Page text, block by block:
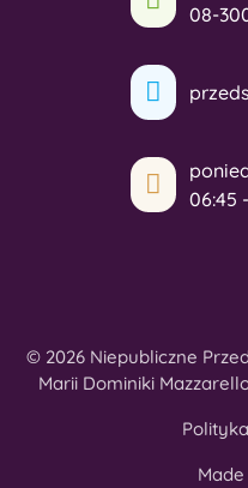
08-
06:45
© 2026 Niepubliczne
Marii Dominiki